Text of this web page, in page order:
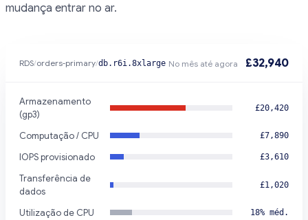
mudança entrar no ar.
RDS/orders-primary/db.r6i.8xlarge No mês até agora £32,940
Armazenamento
(gp3)
£20,420
Computação / CPU £7,890
IOPS provisionado £3,610
Transferência de
dados
£1,020
Utilização de CPU 18% méd.